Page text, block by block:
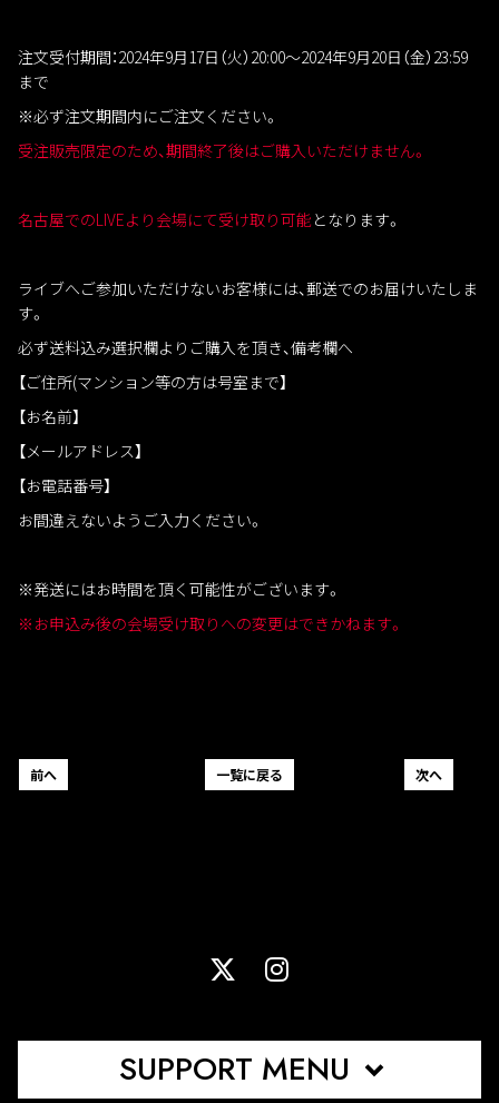
注文受付期間：2024年9月17日（火）20:00～2024年9月20日（金）23:59
まで
※必ず注文期間内にご注文ください。
受注販売限定のため、期間終了後はご購入いただけません。
名古屋でのLIVEより会場にて受け取り可能となります。
ライブへご参加いただけないお客様には、郵送でのお届けいたしま
す。
必ず送料込み選択欄よりご購入を頂き、備考欄へ
【ご住所(マンション等の方は号室まで】
【お名前】
【メールアドレス】
【お電話番号】
お間違えないようご入力ください。
※発送にはお時間を頂く可能性がございます。
※お申込み後の会場受け取りへの変更はできかねます。
前へ 一覧に戻る 次へ
SUPPORT MENU